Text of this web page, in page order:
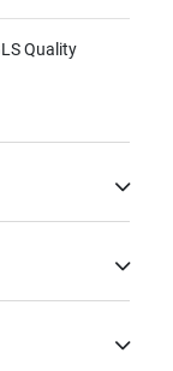
Quality